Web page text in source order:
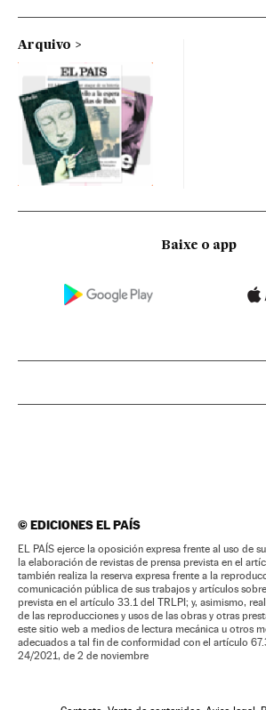
Arquivo
Baixe o app
©EDICIONES EL PAÍS
EL PAÍS ejerce la oposición expresa frente al uso de
la elaboración de revistas de prensa prevista en el
también realiza la reserva expresa frente a la
comunicación pública de sus trabajos y artículos
prevista en el artículo 33.1 del TRLPI; y, asimismo,
de las reproducciones y usos de las obras y otras
este sitio web a medios de lectura mecánica u otros
adecuados a tal fin de conformidad con el artículo
24/2021, de 2 de noviembre